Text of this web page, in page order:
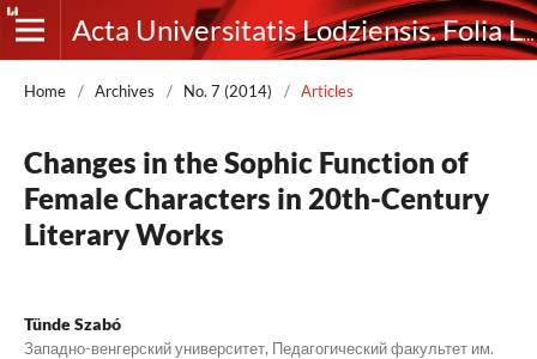
Acta Universitatis Lodziensis. Folia Litteraria Rossica
Home / Archives / No. 7 (2014) / Articles
Changes in the Sophic Function of
Female Characters in 20th-Century
Literary Works
Tünde Szabó
Западно-венгерский университет, Педагогический факультет им.